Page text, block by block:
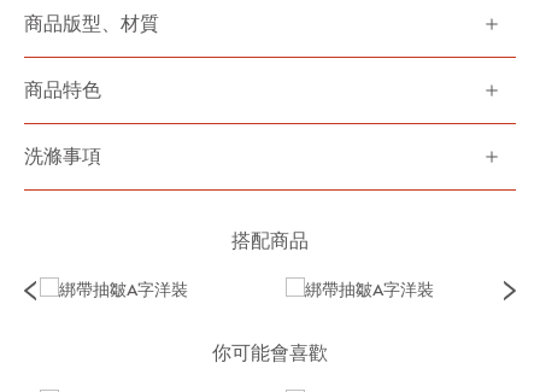
商品版型、材質
商品特色
洗滌事項
搭配商品
你可能會喜歡